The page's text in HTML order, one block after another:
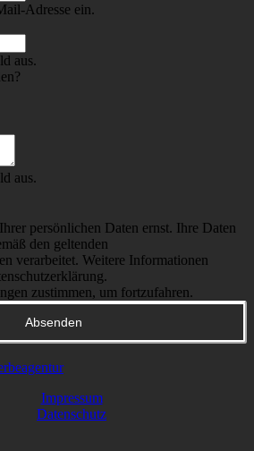
Adresse ein.
aus.
aus.
persönlichen Daten ernst. Ihre Daten
den geltenden
verarbeitet. Weitere Informationen
zustimmen, um fortzufahren.
Absenden
Impressum
Datenschutz